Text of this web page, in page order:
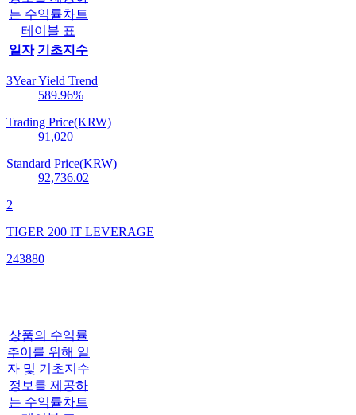
는 수익률차트
테이블 표
일자 기초지수
3Year Yield Trend
589.96%
Trading Price(KRW)
91,020
Standard Price(KRW)
92,736.02
2
TIGER 200 IT LEVERAGE
243880
상품의 수익률
추이를 위해 일
자 및 기초지수
정보를 제공하
는 수익률차트